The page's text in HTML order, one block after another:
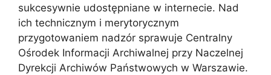
sukcesywnie udostępniane w internecie. Nad
ich technicznym i merytorycznym
przygotowaniem nadzór sprawuje Centralny
Ośrodek Informacji Archiwalnej przy Naczelnej
Dyrekcji Archiwów Państwowych w Warszawie.